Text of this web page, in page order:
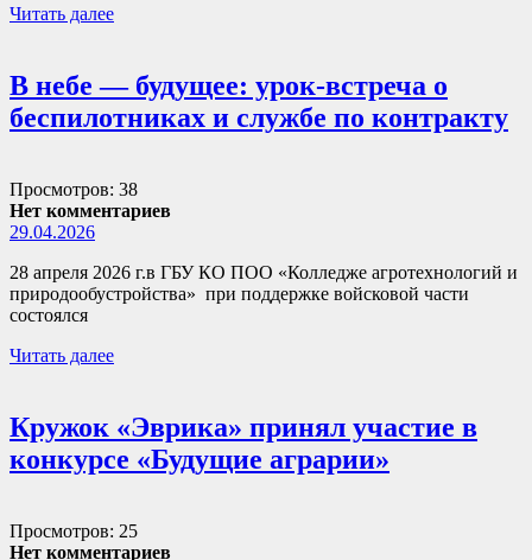
Читать далее
В небе — будущее: урок-встреча о
беспилотниках и службе по контракту
Просмотров: 38
Нет комментариев
29.04.2026
28 апреля 2026 г.в ГБУ КО ПОО «Колледже агротехнологий и
природообустройства» при поддержке войсковой части
состоялся
Читать далее
Кружок «Эврика» принял участие в
конкурсе «Будущие аграрии»
Просмотров: 25
Нет комментариев